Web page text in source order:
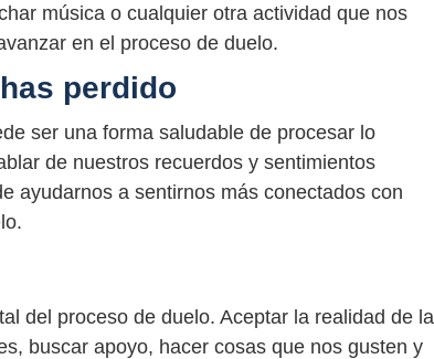
música o cualquier otra actividad que nos
en el proceso de duelo.
perdido
ser una forma saludable de procesar lo
de nuestros recuerdos y sentimientos
ayudarnos a sentirnos más conectados con
del proceso de duelo. Aceptar la realidad de la
buscar apoyo, hacer cosas que nos gusten y